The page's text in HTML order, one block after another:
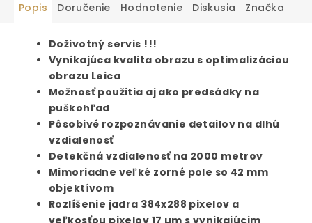
Popis Doručenie Hodnotenie Diskusia Značka
Doživotný servis !!!
Vynikajúca kvalita obrazu s optimalizáciou
obrazu Leica
Možnosť použitia aj ako predsádky na
puškohľad
Pôsobivé rozpoznávanie detailov na dlhú
vzdialenosť
Detekčná vzdialenosť na 2000 metrov
Mimoriadne veľké zorné pole so 42 mm
objektívom
Rozlíšenie jadra 384x288 pixelov a